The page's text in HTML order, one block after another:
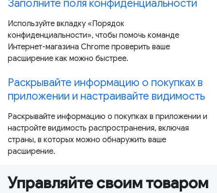
Заполните поля конфиденциальности
Используйте вкладку «Порядок
конфиденциальности», чтобы помочь команде
Интернет-магазина Chrome проверить ваше
расширение как можно быстрее.
Раскрывайте информацию о покупках в
приложении и настраивайте видимость
Раскрывайте информацию о покупках в приложении и
настройте видимость распространения, включая
страны, в которых можно обнаружить ваше
расширение.
Управляйте своим товаром